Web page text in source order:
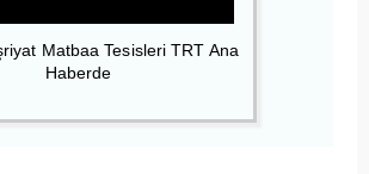
Matbaa Tesisleri TRT Ana
Haberde